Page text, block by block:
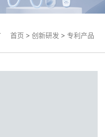
首页 > 创新研发 > 专利产品